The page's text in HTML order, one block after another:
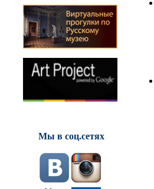
Мы в соц.сетях